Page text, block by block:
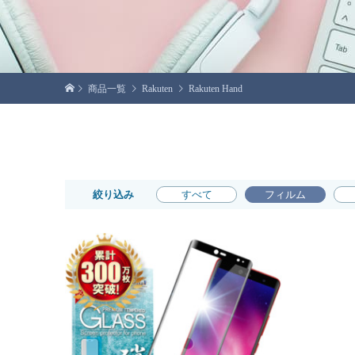
商品一覧 Rakuten Rakuten Hand
絞り込み すべて フィルム